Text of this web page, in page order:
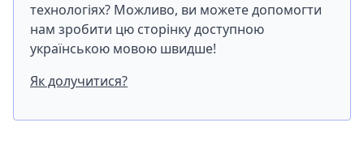
технологіях? Можливо, ви можете допомогти
нам зробити цю сторінку доступною
українською мовою швидше!
Як долучитися?